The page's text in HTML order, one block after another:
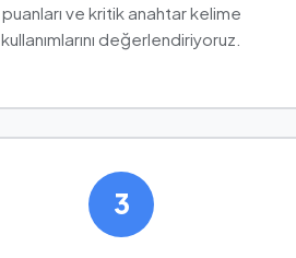
puanları ve kritik anahtar kelime
kullanımlarını değerlendiriyoruz.
3